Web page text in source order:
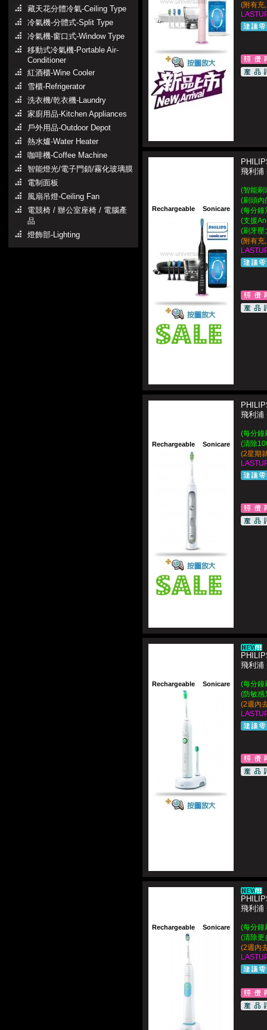
藏天花分體冷氣-Ceiling Type
冷氣機-分體式-Split Type
冷氣機-窗口式-Window Type
移動式冷氣機-Portable Air-
Conditioner
紅酒櫃-Wine Cooler
雪櫃-Refrigerator
洗衣機/乾衣機-Laundry
家廚用品-Kitchen Appliances
戶外用品-Outdoor Depot
熱水爐-Water Heater
咖啡機-Coffee Machine
智能燈光/電子門鎖/霧化玻璃膜
電制面板
風扇吊燈-Ceiling Fan
電競椅 / 辦公室座椅 / 電腦產
品
燈飾部-Lighting
(附有充
Rechargeable Sonicare
飛利浦
(智能刷
(刷頭內
(每分鐘
(支援
(刷牙壓
(附有充
Rechargeable Sonicare
飛利浦
(每分鐘
(清除
(2星期
Rechargeable Sonicare
飛利浦
(每分鐘
(防敏感
(2週內
Rechargeable Sonicare
飛利浦
(每分鐘
(清除更
(2週內